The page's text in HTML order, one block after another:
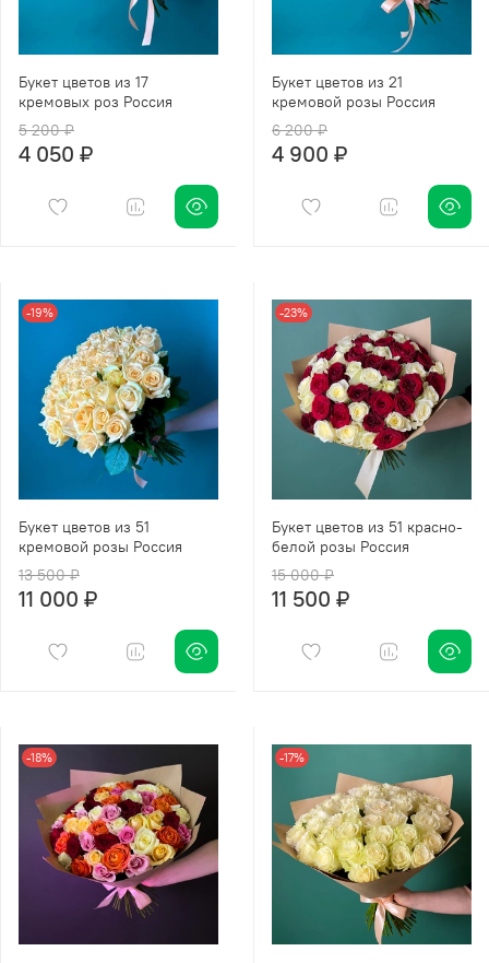
Букет цветов из 17
кремовых роз Россия
5 200 ₽
4 050 ₽
Букет цветов из 21
кремовой розы Россия
6 200 ₽
4 900 ₽
-19%
Букет цветов из 51
кремовой розы Россия
13 500 ₽
11 000 ₽
-23%
Букет цветов из 51 красно-
белой розы Россия
15 000 ₽
11 500 ₽
-18% -17%